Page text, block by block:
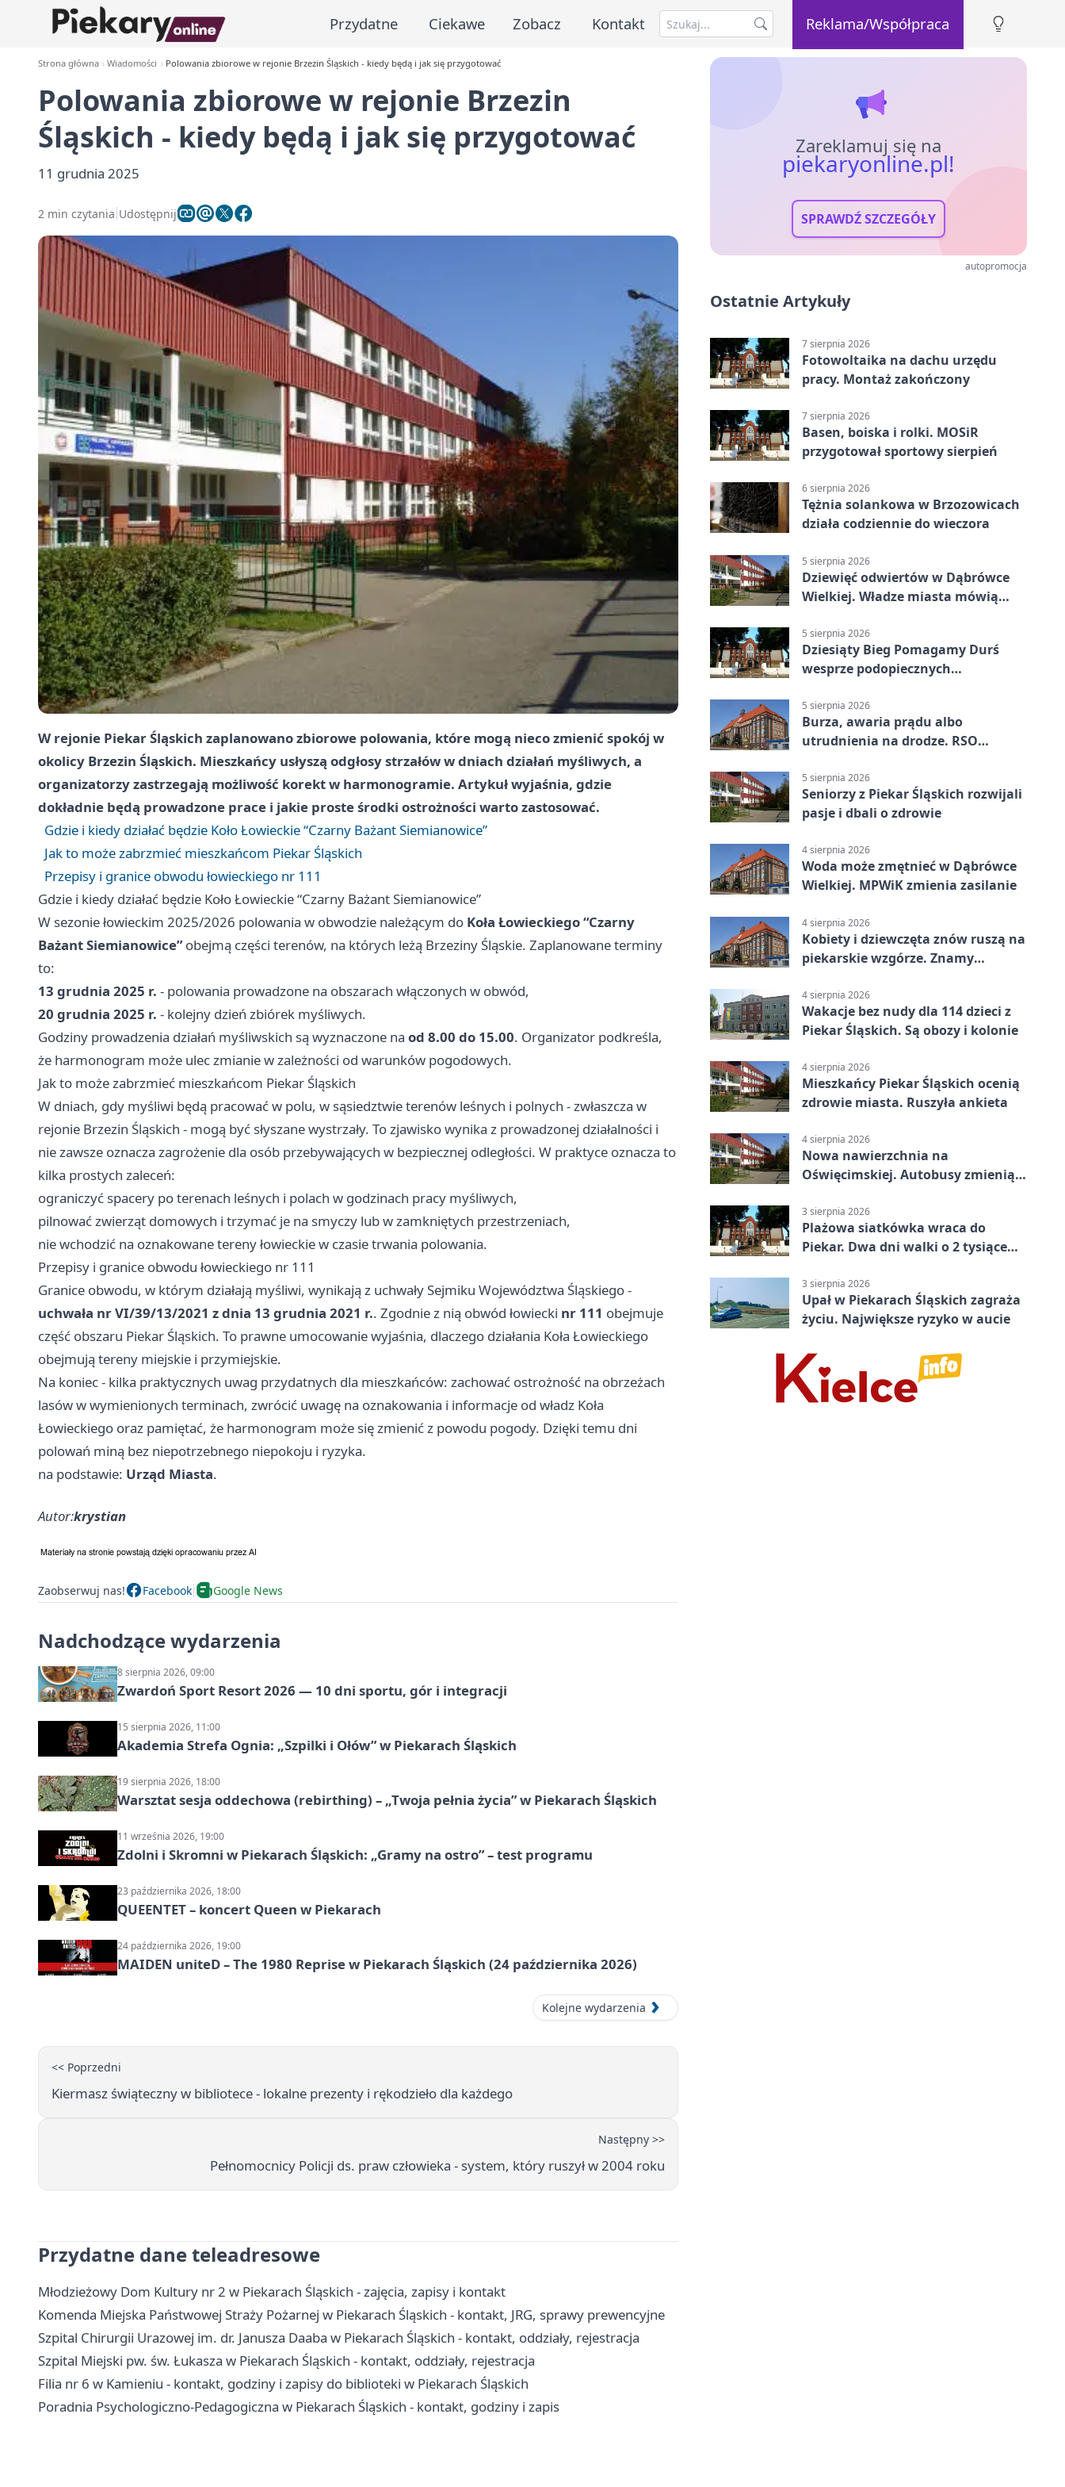
Przydatne Ciekawe Zobacz Kontakt Reklama/Współpraca
Strona główna Wiadomości Polowania zbiorowe w rejonie Brzezin Śląskich - kiedy będą i jak się przygotować
Polowania zbiorowe w rejonie Brzezin
Śląskich - kiedy będą i jak się przygotować
11 grudnia 2025
2 min czytania Udostępnij
W rejonie Piekar Śląskich zaplanowano zbiorowe polowania, które mogą nieco zmienić spokój w
okolicy Brzezin Śląskich. Mieszkańcy usłyszą odgłosy strzałów w dniach działań myśliwych, a
organizatorzy zastrzegają możliwość korekt w harmonogramie. Artykuł wyjaśnia, gdzie
dokładnie będą prowadzone prace i jakie proste środki ostrożności warto zastosować.
Gdzie i kiedy działać będzie Koło Łowieckie “Czarny Bażant Siemianowice”
Jak to może zabrzmieć mieszkańcom Piekar Śląskich
Przepisy i granice obwodu łowieckiego nr 111
Gdzie i kiedy działać będzie Koło Łowieckie “Czarny Bażant Siemianowice”
W sezonie łowieckim 2025/2026 polowania w obwodzie należącym do Koła Łowieckiego “Czarny
Bażant Siemianowice”obejmą części terenów, na których leżą Brzeziny Śląskie. Zaplanowane terminy
to:
13 grudnia 2025 r. - polowania prowadzone na obszarach włączonych w obwód,
20 grudnia 2025 r. - kolejny dzień zbiórek myśliwych.
Godziny prowadzenia działań myśliwskich są wyznaczone na od 8.00 do 15.00. Organizator podkreśla,
że harmonogram może ulec zmianie w zależności od warunków pogodowych.
Jak to może zabrzmieć mieszkańcom Piekar Śląskich
W dniach, gdy myśliwi będą pracować w polu, w sąsiedztwie terenów leśnych i polnych - zwłaszcza w
rejonie Brzezin Śląskich - mogą być słyszane wystrzały. To zjawisko wynika z prowadzonej działalności i
nie zawsze oznacza zagrożenie dla osób przebywających w bezpiecznej odległości. W praktyce oznacza to
kilka prostych zaleceń:
ograniczyć spacery po terenach leśnych i polach w godzinach pracy myśliwych,
pilnować zwierząt domowych i trzymać je na smyczy lub w zamkniętych przestrzeniach,
nie wchodzić na oznakowane tereny łowieckie w czasie trwania polowania.
Przepisy i granice obwodu łowieckiego nr 111
Granice obwodu, w którym działają myśliwi, wynikają z uchwały Sejmiku Województwa Śląskiego -
uchwała nr VI/39/13/2021 z dnia 13 grudnia 2021 r.. Zgodnie z nią obwód łowiecki nr 111 obejmuje
część obszaru Piekar Śląskich. To prawne umocowanie wyjaśnia, dlaczego działania Koła Łowieckiego
obejmują tereny miejskie i przymiejskie.
Na koniec - kilka praktycznych uwag przydatnych dla mieszkańców: zachować ostrożność na obrzeżach
lasów w wymienionych terminach, zwrócić uwagę na oznakowania i informacje od władz Koła
Łowieckiego oraz pamiętać, że harmonogram może się zmienić z powodu pogody. Dzięki temu dni
polowań miną bez niepotrzebnego niepokoju i ryzyka.
na podstawie: Urząd Miasta.
Autor:krystian
Zaobserwuj nas! Facebook Google News
Nadchodzące wydarzenia
8 sierpnia 2026, 09:00
Zwardoń Sport Resort 2026 — 10 dni sportu, gór i integracji
15 sierpnia 2026, 11:00
Akademia Strefa Ognia: „Szpilki i Ołów” w Piekarach Śląskich
19 sierpnia 2026, 18:00
Warsztat sesja oddechowa (rebirthing) – „Twoja pełnia życia” w Piekarach Śląskich
11 września 2026, 19:00
Zdolni i Skromni w Piekarach Śląskich: „Gramy na ostro” – test programu
23 października 2026, 18:00
QUEENTET – koncert Queen w Piekarach
24 października 2026, 19:00
MAIDEN uniteD – The 1980 Reprise w Piekarach Śląskich (24 października 2026)
Kolejne wydarzenia
<< Poprzedni
Kiermasz świąteczny w bibliotece - lokalne prezenty i rękodzieło dla każdego
Następny >>
Pełnomocnicy Policji ds. praw człowieka - system, który ruszył w 2004 roku
Przydatne dane teleadresowe
Młodzieżowy Dom Kultury nr 2 w Piekarach Śląskich - zajęcia, zapisy i kontakt
Komenda Miejska Państwowej Straży Pożarnej w Piekarach Śląskich - kontakt, JRG, sprawy prewencyjne
Szpital Chirurgii Urazowej im. dr. Janusza Daaba w Piekarach Śląskich - kontakt, oddziały, rejestracja
Szpital Miejski pw. św. Łukasza w Piekarach Śląskich - kontakt, oddziały, rejestracja
Filia nr 6 w Kamieniu - kontakt, godziny i zapisy do biblioteki w Piekarach Śląskich
Poradnia Psychologiczno-Pedagogiczna w Piekarach Śląskich - kontakt, godziny i zapis
Zareklamuj się na
piekaryonline.pl!
SPRAWDŹ SZCZEGÓŁY
autopromocja
Ostatnie Artykuły
7 sierpnia 2026
Fotowoltaika na dachu urzędu
pracy. Montaż zakończony
7 sierpnia 2026
Basen, boiska i rolki. MOSiR
przygotował sportowy sierpień
6 sierpnia 2026
Tężnia solankowa w Brzozowicach
działa codziennie do wieczora
5 sierpnia 2026
Dziewięć odwiertów w Dąbrówce
Wielkiej. Władze miasta mówią
5 sierpnia 2026
Dziesiąty Bieg Pomagamy Durś
wesprze podopiecznych
5 sierpnia 2026
Burza, awaria prądu albo
utrudnienia na drodze. RSO
5 sierpnia 2026
Seniorzy z Piekar Śląskich rozwijali
pasje i dbali o zdrowie
4 sierpnia 2026
Woda może zmętnieć w Dąbrówce
Wielkiej. MPWiK zmienia zasilanie
4 sierpnia 2026
Kobiety i dziewczęta znów ruszą na
piekarskie wzgórze. Znamy
4 sierpnia 2026
Wakacje bez nudy dla 114 dzieci z
Piekar Śląskich. Są obozy i kolonie
4 sierpnia 2026
Mieszkańcy Piekar Śląskich ocenią
zdrowie miasta. Ruszyła ankieta
4 sierpnia 2026
Nowa nawierzchnia na
Oświęcimskiej. Autobusy zmienią
3 sierpnia 2026
Plażowa siatkówka wraca do
Piekar. Dwa dni walki o 2 tysiące
3 sierpnia 2026
Upał w Piekarach Śląskich zagraża
życiu. Największe ryzyko w aucie